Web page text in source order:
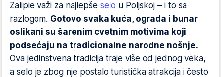
Zalipie važi za najlepše selo u Poljskoj – i to sa
razlogom. Gotovo svaka kuća, ograda i bunar
oslikani su šarenim cvetnim motivima koji
podsećaju na tradicionalne narodne nošnje.
Ova jedinstvena tradicija traje više od jednog veka,
a selo je zbog nje postalo turistička atrakcija i često